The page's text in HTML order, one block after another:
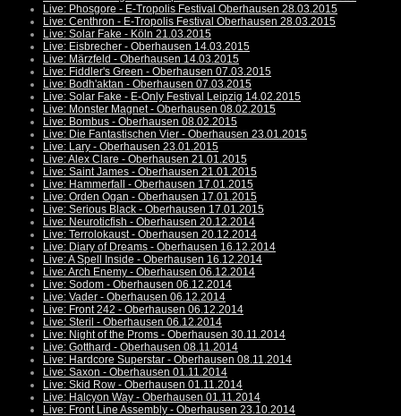
Live: Phosgore - E-Tropolis Festival Oberhausen 28.03.2015
Live: Centhron - E-Tropolis Festival Oberhausen 28.03.2015
Live: Solar Fake - Köln 21.03.2015
Live: Eisbrecher - Oberhausen 14.03.2015
Live: Märzfeld - Oberhausen 14.03.2015
Live: Fiddler's Green - Oberhausen 07.03.2015
Live: Bodh'aktan - Oberhausen 07.03.2015
Live: Solar Fake - E-Only Festival Leipzig 14.02.2015
Live: Monster Magnet - Oberhausen 08.02.2015
Live: Bombus - Oberhausen 08.02.2015
Live: Die Fantastischen Vier - Oberhausen 23.01.2015
Live: Lary - Oberhausen 23.01.2015
Live: Alex Clare - Oberhausen 21.01.2015
Live: Saint James - Oberhausen 21.01.2015
Live: Hammerfall - Oberhausen 17.01.2015
Live: Orden Ogan - Oberhausen 17.01.2015
Live: Serious Black - Oberhausen 17.01.2015
Live: Neuroticfish - Oberhausen 20.12.2014
Live: Terrolokaust - Oberhausen 20.12.2014
Live: Diary of Dreams - Oberhausen 16.12.2014
Live: A Spell Inside - Oberhausen 16.12.2014
Live: Arch Enemy - Oberhausen 06.12.2014
Live: Sodom - Oberhausen 06.12.2014
Live: Vader - Oberhausen 06.12.2014
Live: Front 242 - Oberhausen 06.12.2014
Live: Steril - Oberhausen 06.12.2014
Live: Night of the Proms - Oberhausen 30.11.2014
Live: Gotthard - Oberhausen 08.11.2014
Live: Hardcore Superstar - Oberhausen 08.11.2014
Live: Saxon - Oberhausen 01.11.2014
Live: Skid Row - Oberhausen 01.11.2014
Live: Halcyon Way - Oberhausen 01.11.2014
Live: Front Line Assembly - Oberhausen 23.10.2014